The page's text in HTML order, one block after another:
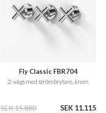
Fly Classic FBR704
2-vägs med strömbrytare, krom
SEK 15.880 SEK 11.115